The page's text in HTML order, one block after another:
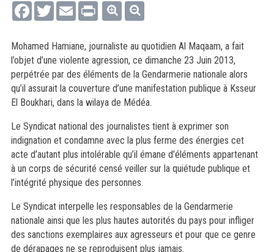
FacebookTwitterEmail Print
Mohamed Hamiane, journaliste au quotidien Al Maqaam, a fait
l’objet d’une violente agression, ce dimanche 23 Juin 2013,
perpétrée par des éléments de la Gendarmerie nationale alors
qu’il assurait la couverture d’une manifestation publique à Ksseur
El Boukhari, dans la wilaya de Médéa.
Le Syndicat national des journalistes tient à exprimer son
indignation et condamne avec la plus ferme des énergies cet
acte d’autant plus intolérable qu’il émane d’éléments appartenant
à un corps de sécurité censé veiller sur la quiétude publique et
l’intégrité physique des personnes.
Le Syndicat interpelle les responsables de la Gendarmerie
nationale ainsi que les plus hautes autorités du pays pour infliger
des sanctions exemplaires aux agresseurs et pour que ce genre
de dérapages ne se reproduisent plus jamais.